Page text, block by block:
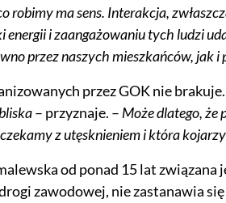
robimy ma sens. Interakcja,
energii i zaangażowaniu tych ludzi
przez naszych mieszkańców, jak i
przez GOK nie
– przyznaje. – Może dlatego, że
z utęsknieniem i która
od ponad 15 lat
zawodowej, nie zastanawia się